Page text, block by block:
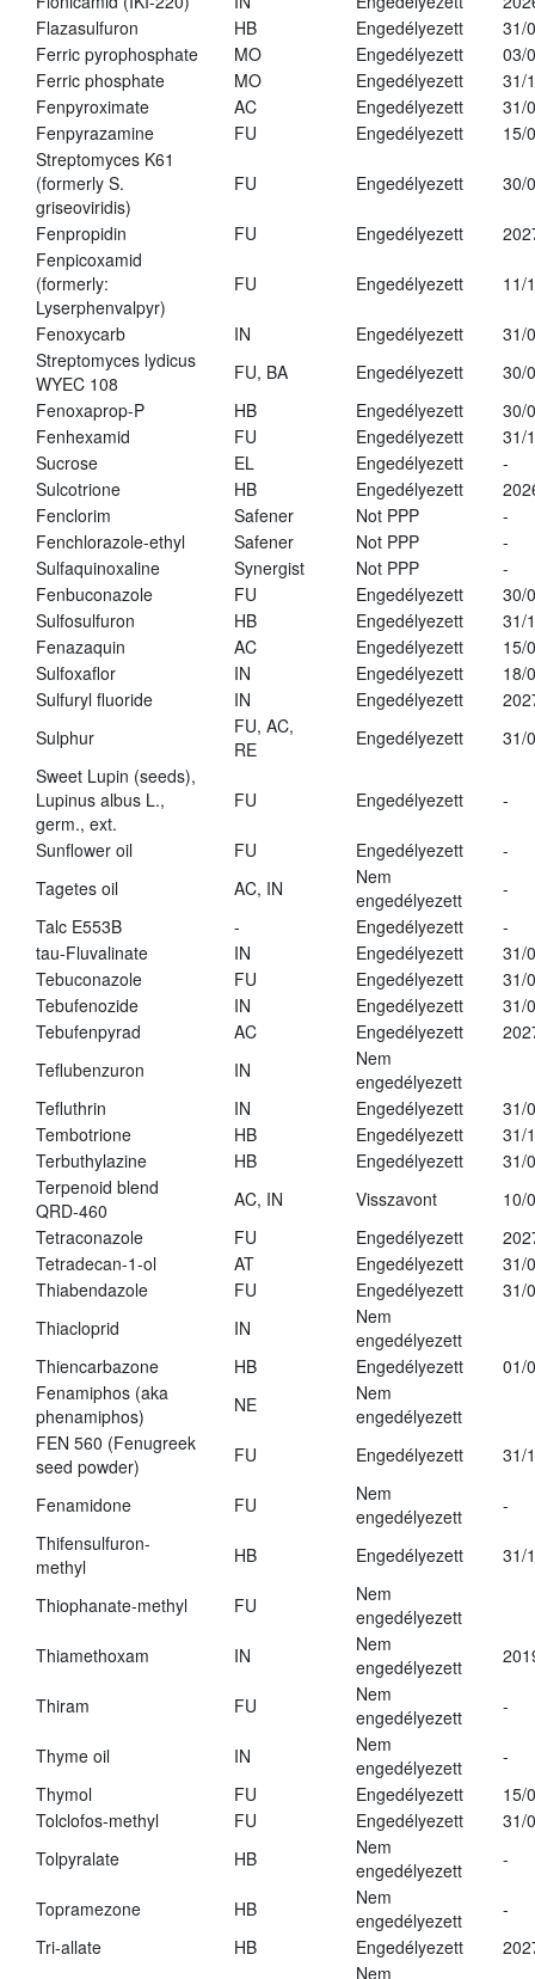
Flazasulfuron
HB Engedélyezett
31/
Ferric pyrophosphate
MO Engedélyezett
03/
Ferric phosphate
MO Engedélyezett
31/
Fenpyroximate
AC Engedélyezett
31/
Fenpyrazamine
FU Engedélyezett
15/
Streptomyces K61
(formerly S.
griseoviridis)
FU Engedélyezett 30/
Fenpropidin FU Engedélyezett
Fenpicoxamid
(formerly:
Lyserphenvalpyr)
FU Engedélyezett 11/
Fenoxycarb IN Engedélyezett
31/
Streptomyces lydicus
WYEC 108
FU, BA Engedélyezett
30/
Fenoxaprop-P
HB Engedélyezett
30/
Fenhexamid
FU Engedélyezett
31/
Sucrose
EL Engedélyezett
-
Sulcotrione
HB Engedélyezett
Fenclorim
Safener Not PPP
-
Fenchlorazole-ethyl
Safener Not PPP
-
Sulfaquinoxaline
Synergist Not PPP
-
Fenbuconazole
FU Engedélyezett
30/
Sulfosulfuron
HB Engedélyezett
31/
Fenazaquin
AC Engedélyezett
15/
Sulfoxaflor
IN Engedélyezett
18/
Sulfuryl fluoride
IN Engedélyezett
Sulphur
FU, AC,
RE
Engedélyezett
31/
Sweet Lupin (seeds),
Lupinus albus L.,
germ., ext.
FU Engedélyezett -
Sunflower oil FU Engedélyezett
-
Tagetes oil
AC, IN
Nem
engedélyezett
-
Talc E553B
- Engedélyezett
-
tau-Fluvalinate
IN Engedélyezett
31/
Tebuconazole
FU Engedélyezett
31/
Tebufenozide
IN Engedélyezett
31/
Tebufenpyrad
AC Engedélyezett
Teflubenzuron
IN
Nem
engedélyezett
Tefluthrin
IN Engedélyezett
31/
Tembotrione
HB Engedélyezett
31/
Terbuthylazine
HB Engedélyezett
31/
Terpenoid blend
QRD-460
AC, IN Visszavont
10/
Tetraconazole
FU Engedélyezett
Tetradecan-1-ol
AT Engedélyezett
31/
Thiabendazole
FU Engedélyezett
31/
Thiacloprid
IN
Nem
engedélyezett
Thiencarbazone
HB Engedélyezett
01/
Fenamiphos (aka
phenamiphos)
NE
Nem
engedélyezett
FEN 560 (Fenugreek
seed powder)
FU Engedélyezett 31/
Fenamidone FU
Nem
engedélyezett
-
Thifensulfuron-
methyl
HB Engedélyezett 31/
Thiophanate-methyl FU
Nem
engedélyezett
Thiamethoxam
IN
Nem
engedélyezett
Thiram FU
Nem
engedélyezett
-
Thyme oil IN
Nem
engedélyezett
-
Thymol
FU Engedélyezett
15/
Tolclofos-methyl
FU Engedélyezett
31/
Tolpyralate
HB
Nem
engedélyezett
-
Topramezone HB
Nem
engedélyezett
-
Tri-allate
HB Engedélyezett
Nem